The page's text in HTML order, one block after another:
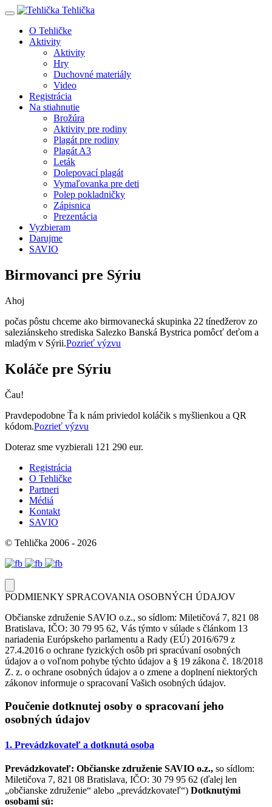
Tehlička
O Tehličke
Aktivity
Aktivity
Hry
Duchovné materiály
Video
Registrácia
Na stiahnutie
Brožúra
Aktivity pre rodiny
Plagát pre rodiny
Plagát A3
Leták
Dolepovací plagát
Vymaľovanka pre deti
Polep pokladničky
Zápisnica
Prezentácia
Vyzbieram
Darujme
SAVIO
Birmovanci pre Sýriu
Ahoj
počas pôstu chceme ako birmovanecká skupinka 22 tínedžerov zo
saleziánskeho strediska Salezko Banská Bystrica pomôcť deťom a
mladým v Sýrii.Pozrieť výzvu
Koláče pre Sýriu
Čau!
Pravdepodobne Ťa k nám priviedol koláčik s myšlienkou a QR
kódom.Pozrieť výzvu
Doteraz sme vyzbierali 121 290 eur.
Registrácia
O Tehličke
Partneri
Médiá
Kontakt
SAVIO
© Tehlička 2006 - 2026
PODMIENKY SPRACOVANIA OSOBNÝCH ÚDAJOV
Občianske združenie SAVIO o.z., so sídlom: Miletičová 7, 821 08
Bratislava, IČO: 30 79 95 62, Vás týmto v súlade s článkom 13
nariadenia Európskeho parlamentu a Rady (EÚ) 2016/679 z
27.4.2016 o ochrane fyzických osôb pri spracúvaní osobných
údajov a o voľnom pohybe týchto údajov a § 19 zákona č. 18/2018
Z. z. o ochrane osobných údajov a o zmene a doplnení niektorých
zákonov informuje o spracovaní Vašich osobných údajov.
Poučenie dotknutej osoby o spracovaní jeho
osobných údajov
1. Prevádzkovateľ a dotknutá osoba
Prevádzkovateľ: Občianske združenie SAVIO o.z., so sídlom:
Miletičova 7, 821 08 Bratislava, IČO: 30 79 95 62 (ďalej len
„občianske združenie“ alebo „prevádzkovateľ“) Dotknutými
osobami sú: